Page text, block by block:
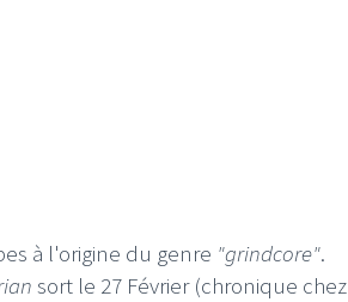
à l'origine du genre "grindcore".
sort le 27 Février (chronique chez